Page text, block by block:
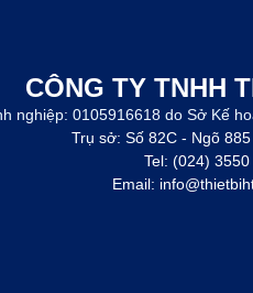
CÔNG TY TNHH
nghiệp: 0105916618 do Sở Kế
Trụ sở: Số 82C - Ngõ
Tel: (024)
Email: